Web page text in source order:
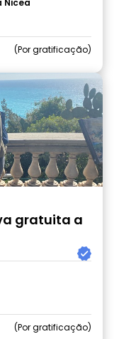
Nicea
Por gratificação
gratuita a
Por gratificação